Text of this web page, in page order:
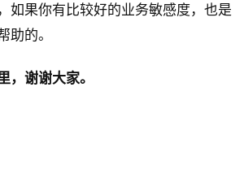
如果你有比较好的业务敏感度，也是
助的。​
，谢谢大家。